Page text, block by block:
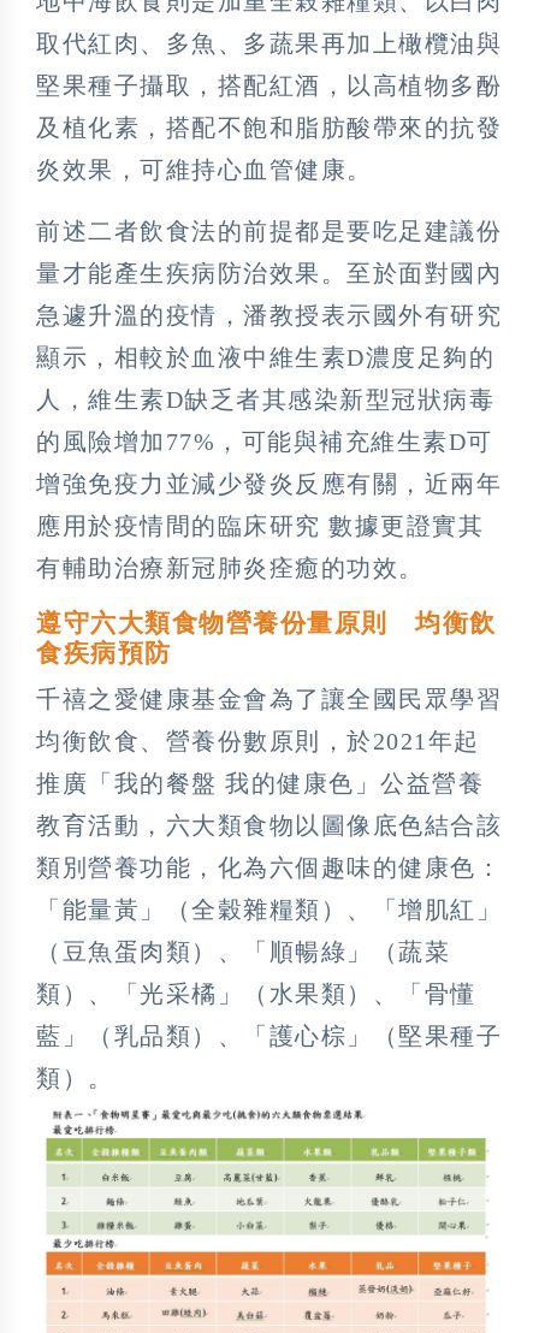
取代紅肉、多魚、多蔬果再加上橄欖油與
堅果種子攝取，搭配紅酒，以高植物多酚
及植化素，搭配不飽和脂肪酸帶來的抗發
炎效果，可維持心血管健康。
前述二者飲食法的前提都是要吃足建議份
量才能產生疾病防治效果。至於面對國內
急遽升溫的疫情，潘教授表示國外有研究
顯示，相較於血液中維生素D濃度足夠的
人，維生素D缺乏者其感染新型冠狀病毒
的風險增加77%，可能與補充維生素D可
增強免疫力並減少發炎反應有關，近兩年
應用於疫情間的臨床研究 數據更證實其
有輔助治療新冠肺炎痊癒的功效。
遵守六大類食物營養份量原則 均衡飲
食疾病預防
千禧之愛健康基金會為了讓全國民眾學習
均衡飲食、營養份數原則，於2021年起
推廣「我的餐盤 我的健康色」公益營養
教育活動，六大類食物以圖像底色結合該
類別營養功能，化為六個趣味的健康色：
「能量黃」（全穀雜糧類）、「增肌紅」
（豆魚蛋肉類）、「順暢綠」（蔬菜
類）、「光采橘」（水果類）、「骨懂
藍」（乳品類）、「護心棕」（堅果種子
類）。